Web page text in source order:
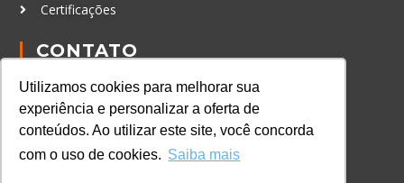
Utilizamos cookies para melhorar sua
experiência e personalizar a oferta de
conteúdos. Ao utilizar este site, você concorda
com o uso de cookies. Saiba mais
Certificações
CONTATO
+55 11 98924-8322
contato@lec.com.br